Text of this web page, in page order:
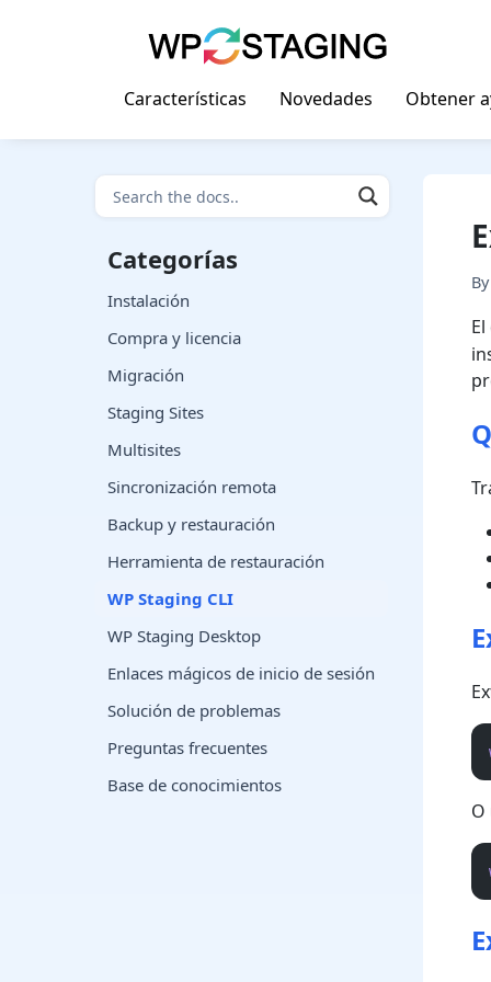
Características
Novedades Obtener
By
O
Categorías
Instalación
Compra y licencia
Migración
Staging Sites
Multisites
Sincronización remota
Backup y restauración
Herramienta de restauración
WP Staging CLI
WP Staging Desktop
Enlaces mágicos de inicio de sesión
Solución de problemas
Preguntas frecuentes
Base de conocimientos